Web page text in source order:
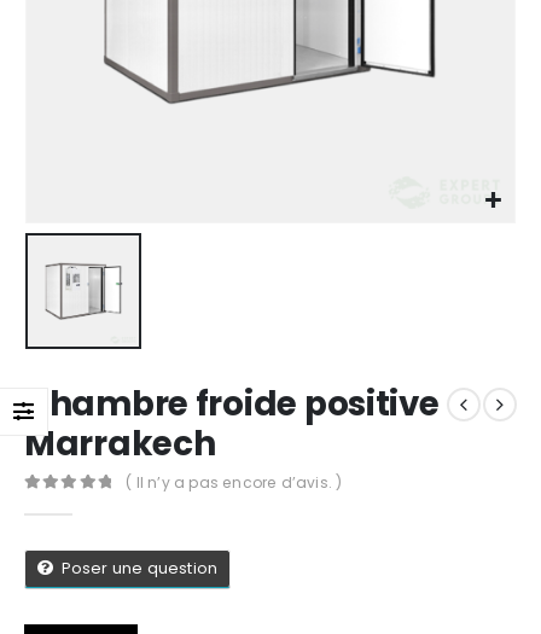
Chambre froide positive
Marrakech
( Il n’y a pas encore d’avis. )
Poser une question